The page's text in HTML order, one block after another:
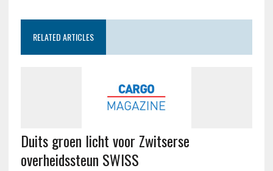
RELATED ARTICLES
Duits groen licht voor Zwitserse
overheidssteun SWISS